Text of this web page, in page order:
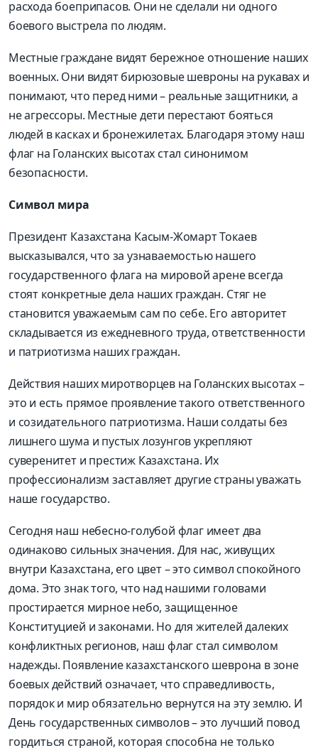
расхода боеприпасов. Они не сделали ни одного
боевого выстрела по людям.
Местные граждане видят бережное отношение наших
военных. Они видят бирюзовые шевроны на рукавах и
понимают, что перед ними – реальные защитники, а
не агрессоры. Местные дети перестают бояться
людей в касках и бронежилетах. Благодаря этому наш
флаг на Голанских высотах стал синонимом
безопасности.
Символ мира
Президент Казахстана Касым-ЖомартТокаев
высказывался, что за узнаваемостью нашего
государственного флага на мировой арене всегда
стоят конкретные дела наших граждан. Стяг не
становится уважаемым сам по себе. Его авторитет
складывается из ежедневного труда, ответственности
и патриотизма наших граждан.
Действия наших миротворцев на Голанских высотах –
это и есть прямое проявление такого ответственного
и созидательного патриотизма. Наши солдаты без
лишнего шума и пустых лозунгов укрепляют
суверенитет и престиж Казахстана. Их
профессионализм заставляет другие страны уважать
наше государство.
Сегодня наш небесно-голубой флаг имеет два
одинаково сильных значения. Для нас, живущих
внутри Казахстана, его цвет – это символ спокойного
дома. Это знак того, что над нашими головами
простирается мирное небо, защищенное
Конституцией и законами. Но для жителей далеких
конфликтных регионов, наш флаг стал символом
надежды. Появление казахстанского шеврона в зоне
боевых действий означает, что справедливость,
порядок и мир обязательно вернутся на эту землю. И
День государственных символов – это лучший повод
гордиться страной, которая способна не только